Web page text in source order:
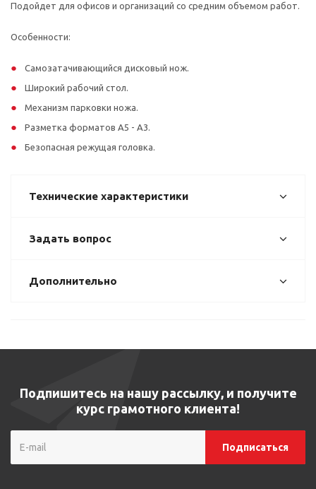
Подойдет для офисов и организаций со средним объемом работ.
Особенности:
Самозатачивающийся дисковый нож.
Широкий рабочий стол.
Механизм парковки ножа.
Разметка форматов А5 - А3.
Безопасная режущая головка.
Технические характеристики
Задать вопрос
Дополнительно
Подпишитесь на нашу рассылку, и получите
курс грамотного клиента!